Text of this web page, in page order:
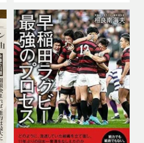
果を出し続ける人の違い
―』が発売されました。本
書は、布施が自分の最高
を引き出す考え方として
ライフスキルの中の６つ
の考え方について詳しく
解説していくものです。成
長志向があるが満足す
る結果をまだ導けていな
いビジネスパーソンが自